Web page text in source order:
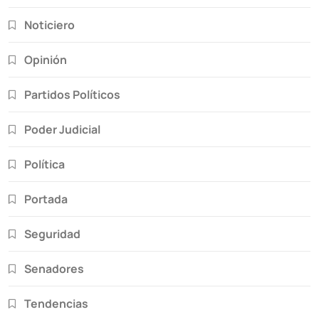
Noticiero
Opinión
Partidos Políticos
Poder Judicial
Política
Portada
Seguridad
Senadores
Tendencias